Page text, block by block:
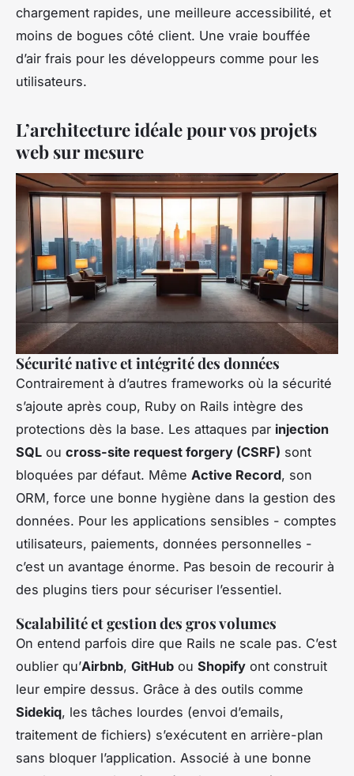
chargement rapides, une meilleure accessibilité, et
moins de bogues côté client. Une vraie bouffée
d’air frais pour les développeurs comme pour les
utilisateurs.
L’architecture idéale pour vos projets
web sur mesure
Sécurité native et intégrité des données
Contrairement à d’autres frameworks où la sécurité
s’ajoute après coup, Ruby on Rails intègre des
protections dès la base. Les attaques par injection
SQL ou cross-site request forgery (CSRF) sont
bloquées par défaut. Même Active Record, son
ORM, force une bonne hygiène dans la gestion des
données. Pour les applications sensibles - comptes
utilisateurs, paiements, données personnelles -
c’est un avantage énorme. Pas besoin de recourir à
des plugins tiers pour sécuriser l’essentiel.
Scalabilité et gestion des gros volumes
On entend parfois dire que Rails ne scale pas. C’est
oublier qu’Airbnb, GitHub ou Shopify ont construit
leur empire dessus. Grâce à des outils comme
Sidekiq, les tâches lourdes (envoi d’emails,
traitement de fichiers) s’exécutent en arrière-plan
sans bloquer l’application. Associé à une bonne